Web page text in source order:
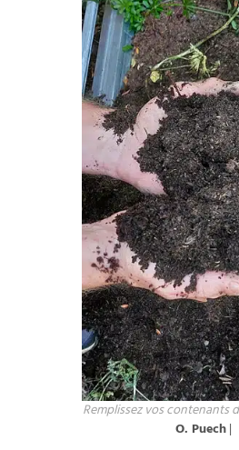
Remplissez vos contenants
O. Puech|